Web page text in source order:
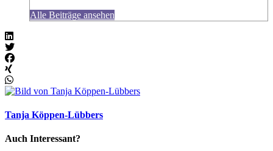
Alle Beiträge ansehen
Tanja Köppen-Lübbers
Auch Interessant?